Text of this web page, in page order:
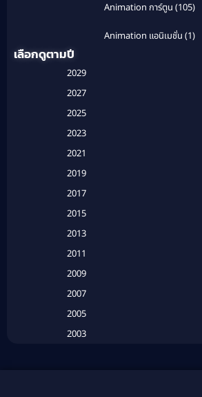
Animation การ์ตูน (105)
Animation แอนิเมชั่น (1)
Based on a True Story สร้างจากเรื่
Based on a True Story เรื่องจริง
Based on a True Story เรื่องจริง
เลือกดูตามปี
2029
2027
2025
2023
2021
2019
2017
2015
2013
2011
2009
2007
2005
2003